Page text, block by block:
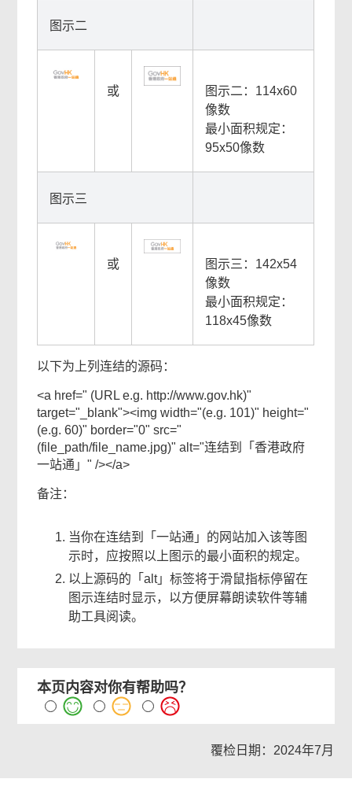
图示二
或
图示二：114x60
像数
最小面积规定：
95x50像数
图示三
或
图示三：142x54
像数
最小面积规定：
118x45像数
以下为上列连结的源码：
<a href=" (URL e.g. http://www.gov.hk)"
target="_blank"><img width="(e.g. 101)" height="
(e.g. 60)" border="0" src="
(file_path/file_name.jpg)" alt="连结到「香港政府
一站通」" /></a>
备注：
当你在连结到「一站通」的网站加入该等图
示时，应按照以上图示的最小面积的规定。
以上源码的「alt」标签将于滑鼠指标停留在
图示连结时显示，以方便屏幕朗读软件等辅
助工具阅读。
本页内容对你有帮助吗？
覆检日期：2024年7月